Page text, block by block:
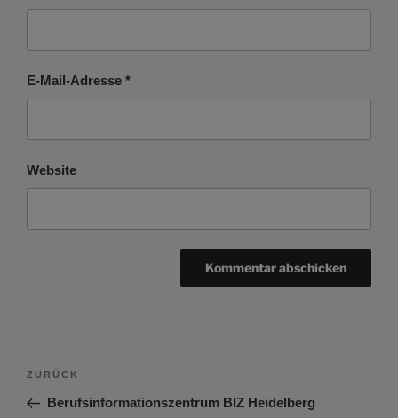
E-Mail-Adresse *
Website
Beitragsnavigation
Vorheriger
Beitrag
ZURÜCK
Berufsinformationszentrum BIZ Heidelberg